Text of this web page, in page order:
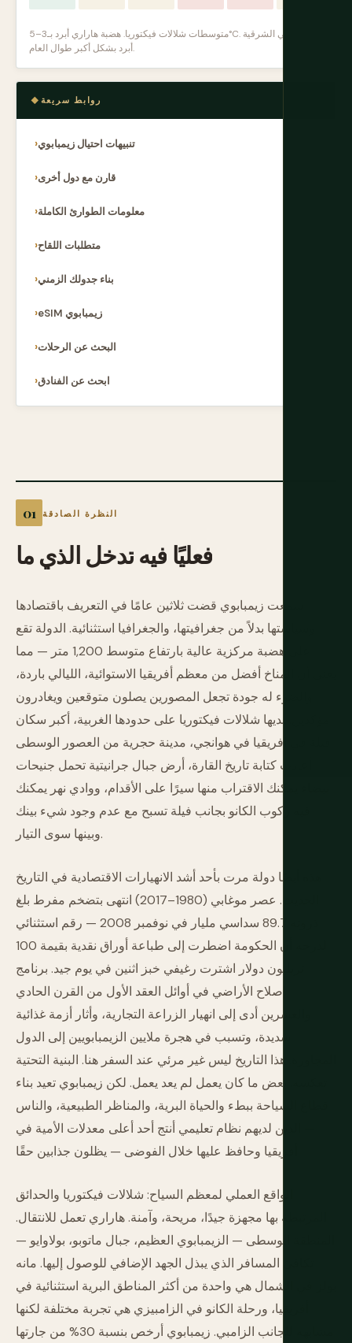
النظرة الصادقة
ماالذي تدخلفيه فعليًا
سمعت زيمبابوي قضت ثلاثين عامًا في التعريف باقتصادها
وسياستها بدلاً من جغرافيتها، والجغرافيا استثنائية. الدولة تقع
على هضبة مركزية عالية بارتفاع متوسط 1,200 متر — مما
يعني أن المناخ أفضل من معظم أفريقيا الاستوائية، الليالي باردة،
والضوء له جودة تجعل المصورين يصلون متوقعين ويغادرون
مؤكدين. لديها شلالات فيكتوريا على حدودها الغربية، أكبر سكان
فيلة في أفريقيا في هوانجي، مدينة حجرية من العصور الوسطى
أعادت كتابة تاريخ القارة، أرض جبال جرانيتية تحمل جنيحات
بيضاء يمكنك الاقتراب منها سيرًا على الأقدام، ووادي نهر يمكنك
فيه ركوب الكانو بجانب فيلة تسبح مع عدم وجود شيء بينك
وبينها سوى التيار.
هذه أيضًا دولة مرت بأحد أشد الانهيارات الاقتصادية في التاريخ
الحديث. عصر موغابي (1980–2017) انتهى بتضخم مفرط بلغ
ذروته 89.7 سداسي مليار في نوفمبر 2008 — رقم استثنائي
لدرجة أن الحكومة اضطرت إلى طباعة أوراق نقدية بقيمة 100
تريليون دولار اشترت رغيفي خبز اثنين في يوم جيد. برنامج
إصلاح الأراضي في أوائل العقد الأول من القرن الحادي
والعشرين أدى إلى انهيار الزراعة التجارية، وأثار أزمة غذائية
شديدة، وتسبب في هجرة ملايين الزيمبابويين إلى الدول
المجاورة. هذا التاريخ ليس غير مرئي عند السفر هنا. البنية التحتية
تعكسه. بعض ما كان يعمل لم يعد يعمل. لكن زيمبابوي تعيد بناء
قطاع السياحة ببطء والحياة البرية، والمناظر الطبيعية، والناس
— الذين لديهم نظام تعليمي أنتج أحد أعلى معدلات الأمية في
الواقع العملي لمعظم السياح: شلالات فيكتوريا والحدائق
المرتبطة بها مجهزة جيدًا، مريحة، وآمنة. هاراري تعمل للانتقال.
المنطقة الوسطى — الزيمبابوي العظيم، جبال ماتوبو، بولاوايو —
تكافئ المسافر الذي يبذل الجهد الإضافي للوصول إليها. مانه
بولز في الشمال هي واحدة من أكثر المناطق البرية استثنائية في
أفريقيا، ورحلة الكانو في الزامبيزي هي تجربة مختلفة لكنها
مشابهة للجانب الزامبي. زيمبابوي أرخص بنسبة 30% من جارتها
متوسطات شلالات فيكتوريا. هضبة هاراري أبرد بـ3–5°C. المراعي الشرقية
أبرد بشكل أكبر طوال العام.
روابط سريعة
تنبيهات احتيال زيمبابوي
قارن مع دول أخرى
معلومات الطوارئ الكاملة
متطلبات اللقاح
بناء جدولك الزمني
eSIM زيمبابوي
البحث عن الرحلات
ابحث عن الفنادق